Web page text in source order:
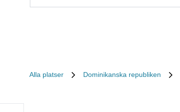
Alla platser Dominikanska republiken